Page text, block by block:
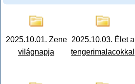
2025.10.01. Zene
világnapja
2025.10.03. Élet a
tengerimalacokkal